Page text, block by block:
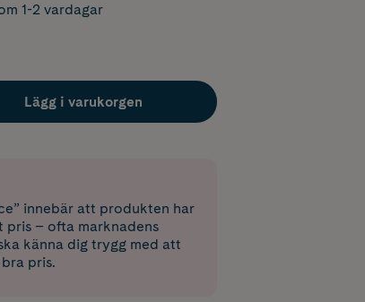
1-2 vardagar
Lägg i varukorgen
innebär att produkten har
– ofta marknadens
känna dig trygg med att
pris.